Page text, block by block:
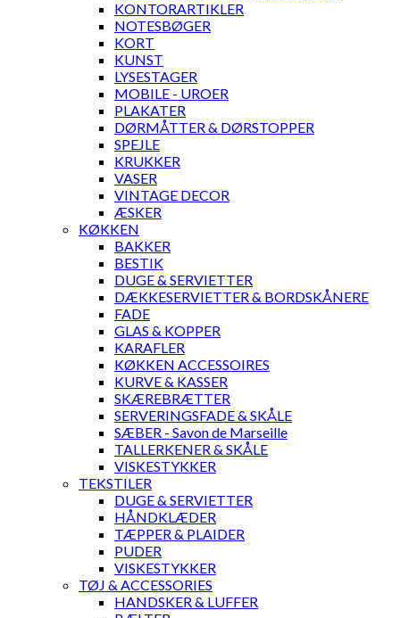
KONTORARTIKLER
NOTESBØGER
KORT
KUNST
LYSESTAGER
MOBILE - UROER
PLAKATER
DØRMÅTTER & DØRSTOPPER
SPEJLE
KRUKKER
VASER
VINTAGE DECOR
ÆSKER
KØKKEN
BAKKER
BESTIK
DUGE & SERVIETTER
DÆKKESERVIETTER & BORDSKÅNERE
FADE
GLAS & KOPPER
KARAFLER
KØKKEN ACCESSOIRES
KURVE & KASSER
SKÆREBRÆTTER
SERVERINGSFADE & SKÅLE
SÆBER - Savon de Marseille
TALLERKENER & SKÅLE
VISKESTYKKER
TEKSTILER
DUGE & SERVIETTER
HÅNDKLÆDER
TÆPPER & PLAIDER
PUDER
VISKESTYKKER
TØJ & ACCESSORIES
HANDSKER & LUFFER